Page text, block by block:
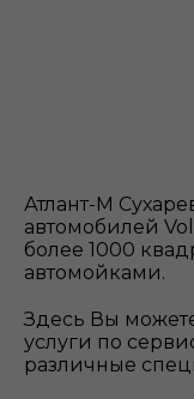
Атлант-М
автомобилей
более 1000
автомойками.
Здесь Вы
услуги по
различные